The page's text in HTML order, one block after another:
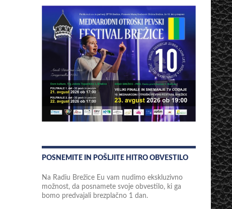
POSNEMITE IN POŠLJITE HITRO OBVESTILO
Na Radiu Brežice Eu vam nudimo ekskluzivno
možnost, da posnamete svoje obvestilo, ki ga
bomo predvajali brezplačno 1 dan.